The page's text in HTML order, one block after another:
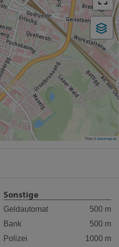
Tiles ©basemap.at
Sonstige
Geldautomat
500 m
Bank
500 m
Polizei
1000 m